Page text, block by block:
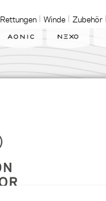
Rettungen Winde Zubehör